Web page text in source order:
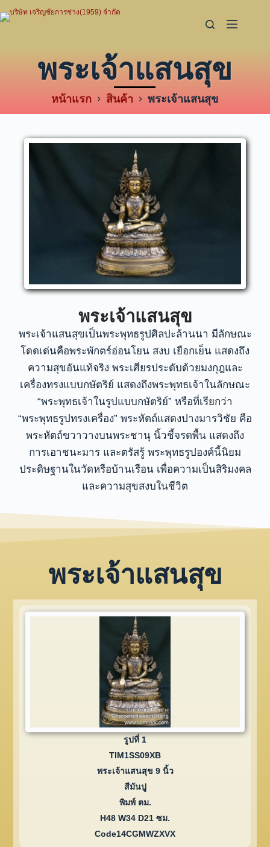
พระเจ้าแสนสุข
หน้าแรก สินค้า พระเจ้าแสนสุข
พระเจ้าแสนสุข
พระเจ้าแสนสุขเป็นพระพุทธรูปศิลปะล้านนา มีลักษณะ
โดดเด่นคือพระพักตร์อ่อนโยน สงบ เยือกเย็น แสดงถึง
ความสุขอันแท้จริง พระเศียรประดับด้วยมงกุฎและ
เครื่องทรงแบบกษัตริย์ แสดงถึงพระพุทธเจ้าในลักษณะ
“พระพุทธเจ้าในรูปแบบกษัตริย์” หรือที่เรียกว่า
“พระพุทธรูปทรงเครื่อง” พระหัตถ์แสดงปางมารวิชัย คือ
พระหัตถ์ขวาวางบนพระชานุ นิ้วชี้จรดพื้น แสดงถึง
การเอาชนะมาร และตรัสรู้ พระพุทธรูปองค์นี้นิยม
ประดิษฐานในวัดหรือบ้านเรือน เพื่อความเป็นสิริมงคล
และความสุขสงบในชีวิต
พระเจ้าแสนสุข
รูปที่ 1
TIM1SS09XB
พระเจ้าแสนสุข 9 นิ้ว
สีมันปู
พิมพ์ ตม.
H48 W34 D21 ซม.
Code14CGMWZXVX